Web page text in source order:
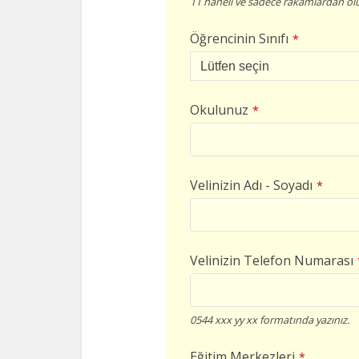
Öğrencinin Sınıfı *
Okulunuz *
Velinizin Adı - Soyadı *
Velinizin Telefon Numarası
0544 xxx yy xx formatında yazınız.